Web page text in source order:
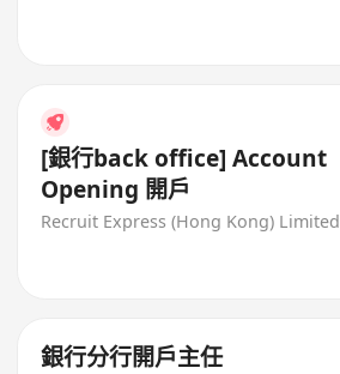
[銀行back office] Account
Opening 開戶
Recruit Express (Hong Kong) Limited
銀行分行開戶主任